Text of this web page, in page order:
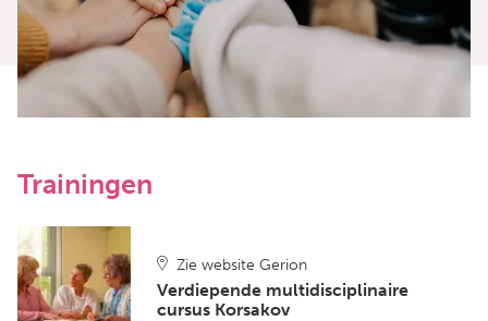
Trainingen
Zie website Gerion
Verdiepende multidisciplinaire
cursus Korsakov